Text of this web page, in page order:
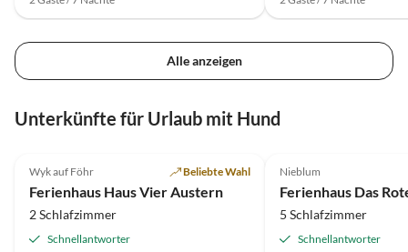
Alle anzeigen
Unterkünfte für Urlaub mit Hund
Wyk auf Föhr Beliebte Wahl
Ferienhaus Haus Vier Austern
2 Schlafzimmer
Schnellantworter
Nieblum
Ferienhaus Das
5 Schlafzimmer
Schnellantworter